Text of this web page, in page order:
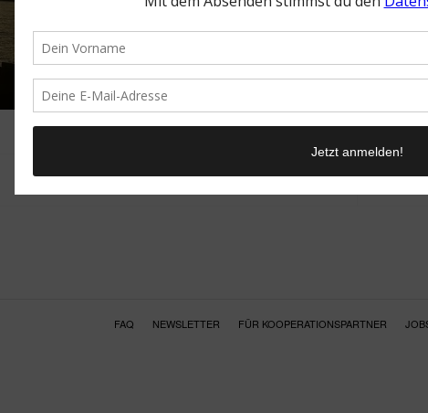
FAQ NEWSLETTER FÜR KOOPERATIONSPARTNER